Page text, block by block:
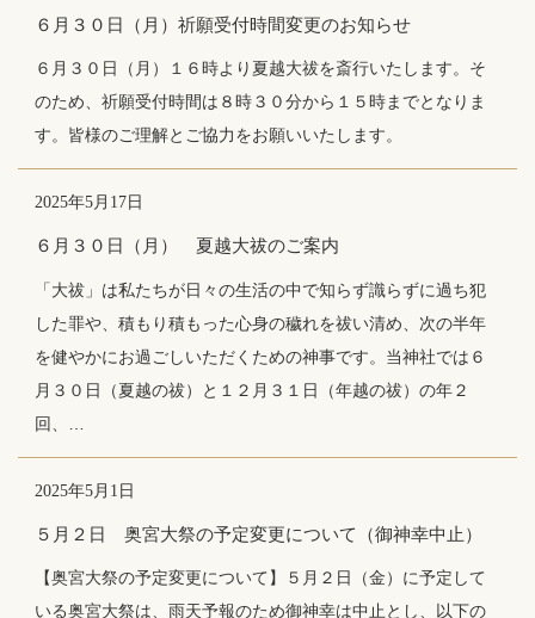
６月３０日（月）祈願受付時間変更のお知らせ
６月３０日（月）１６時より夏越大祓を斎行いたします。そ
のため、祈願受付時間は８時３０分から１５時までとなりま
す。皆様のご理解とご協力をお願いいたします。
2025年5月17日
６月３０日（月） 夏越大祓のご案内
「大祓」は私たちが日々の生活の中で知らず識らずに過ち犯
した罪や、積もり積もった心身の穢れを祓い清め、次の半年
を健やかにお過ごしいただくための神事です。当神社では６
月３０日（夏越の祓）と１２月３１日（年越の祓）の年２
回、…
2025年5月1日
５月２日 奥宮大祭の予定変更について（御神幸中止）
【奥宮大祭の予定変更について】５月２日（金）に予定して
いる奥宮大祭は、雨天予報のため御神幸は中止とし、以下の